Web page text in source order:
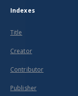
Indexes
Title
Creator
Contributor
Publisher